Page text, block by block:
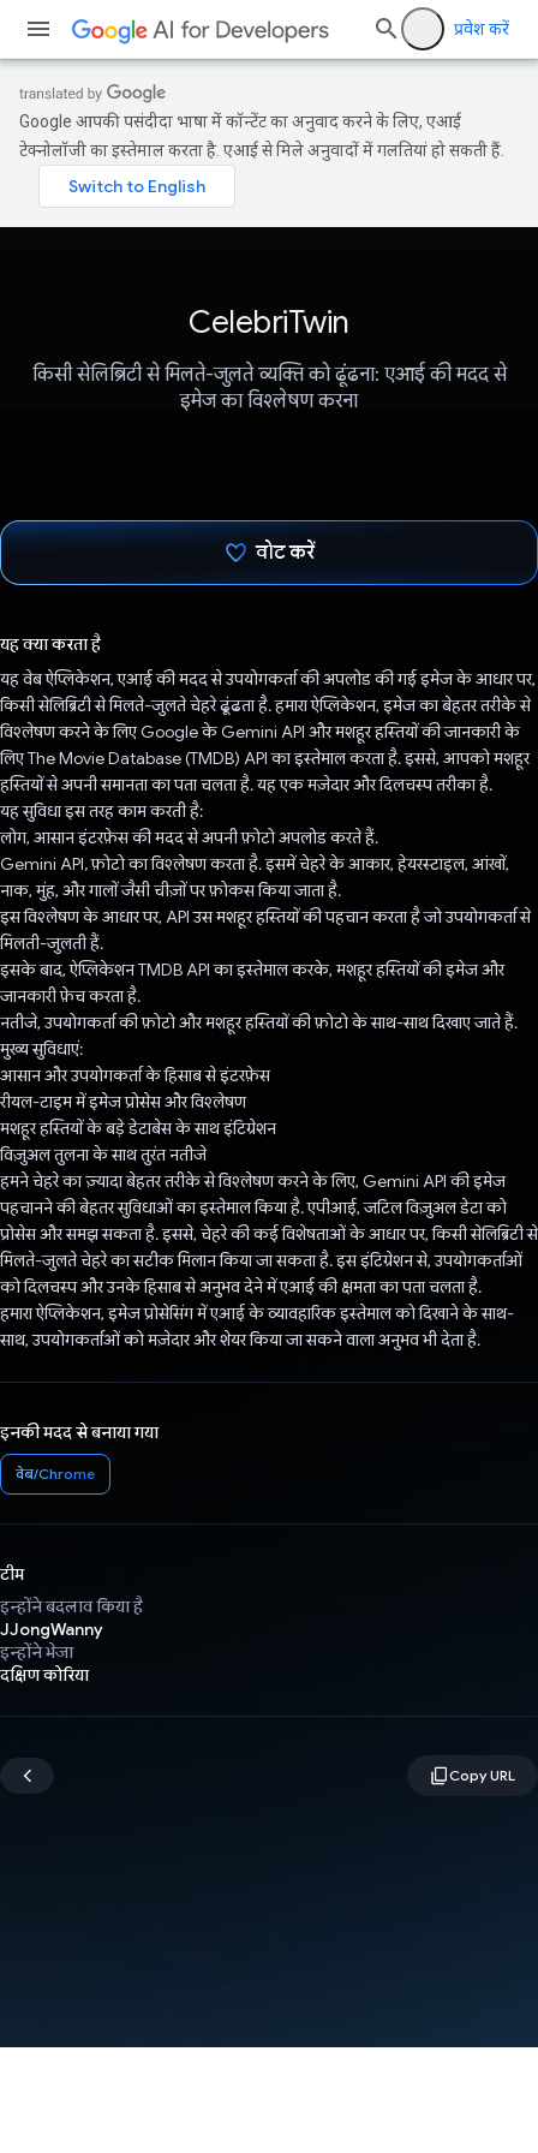
प्रवेश करें
Google आपकी पसंदीदा भाषा में कॉन्टेंट का अनुवाद करने के लिए, एआई
टेक्नोलॉजी का इस्तेमाल करता है. एआई से मिले अनुवादों में गलतियां हो सकती हैं.
CelebriTwin
किसी सेलिब्रिटी से मिलते-जुलते व्यक्ति को ढूंढना: एआई की मदद से
इमेज का विश्लेषण करना
वोट करें
यह क्या करता है
यह वेब ऐप्लिकेशन, एआई की मदद से उपयोगकर्ता की अपलोड की गई इमेज के आधार पर,
किसी सेलिब्रिटी से मिलते-जुलते चेहरे ढूंढता है. हमारा ऐप्लिकेशन, इमेज का बेहतर तरीके से
विश्लेषण करने के लिए Google के Gemini API और मशहूर हस्तियों की जानकारी के
लिए The Movie Database (TMDB) API का इस्तेमाल करता है. इससे, आपको मशहूर
हस्तियों से अपनी समानता का पता चलता है. यह एक मज़ेदार और दिलचस्प तरीका है.
यह सुविधा इस तरह काम करती है:
लोग, आसान इंटरफ़ेस की मदद से अपनी फ़ोटो अपलोड करते हैं.
Gemini API, फ़ोटो का विश्लेषण करता है. इसमें चेहरे के आकार, हेयरस्टाइल, आंखों,
नाक, मुंह, और गालों जैसी चीज़ों पर फ़ोकस किया जाता है.
इस विश्लेषण के आधार पर, API उस मशहूर हस्तियों की पहचान करता है जो उपयोगकर्ता से
मिलती-जुलती हैं.
इसके बाद, ऐप्लिकेशन TMDB API का इस्तेमाल करके, मशहूर हस्तियों की इमेज और
जानकारी फ़ेच करता है.
नतीजे, उपयोगकर्ता की फ़ोटो और मशहूर हस्तियों की फ़ोटो के साथ-साथ दिखाए जाते हैं.
मुख्य सुविधाएं:
आसान और उपयोगकर्ता के हिसाब से इंटरफ़ेस
रीयल-टाइम में इमेज प्रोसेस और विश्लेषण
मशहूर हस्तियों के बड़े डेटाबेस के साथ इंटिग्रेशन
विज़ुअल तुलना के साथ तुरंत नतीजे
हमने चेहरे का ज़्यादा बेहतर तरीके से विश्लेषण करने के लिए, Gemini API की इमेज
पहचानने की बेहतर सुविधाओं का इस्तेमाल किया है. एपीआई, जटिल विज़ुअल डेटा को
प्रोसेस और समझ सकता है. इससे, चेहरे की कई विशेषताओं के आधार पर, किसी सेलिब्रिटी से
मिलते-जुलते चेहरे का सटीक मिलान किया जा सकता है. इस इंटिग्रेशन से, उपयोगकर्ताओं
को दिलचस्प और उनके हिसाब से अनुभव देने में एआई की क्षमता का पता चलता है.
हमारा ऐप्लिकेशन, इमेज प्रोसेसिंग में एआई के व्यावहारिक इस्तेमाल को दिखाने के साथ-
साथ, उपयोगकर्ताओं को मज़ेदार और शेयर किया जा सकने वाला अनुभव भी देता है.
इनकी मदद से बनाया गया
वेब/Chrome
टीम
इन्होंने बदलाव किया है
JJongWanny
इन्होंने भेजा
दक्षिण कोरिया